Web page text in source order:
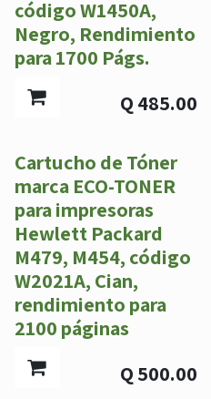
código W1450A,
Negro, Rendimiento
para 1700 Págs.
Q 485.00
Cartucho de Tóner
marca ECO-TONER
para impresoras
Hewlett Packard
M479, M454, código
W2021A, Cian,
rendimiento para
2100 páginas
Q 500.00